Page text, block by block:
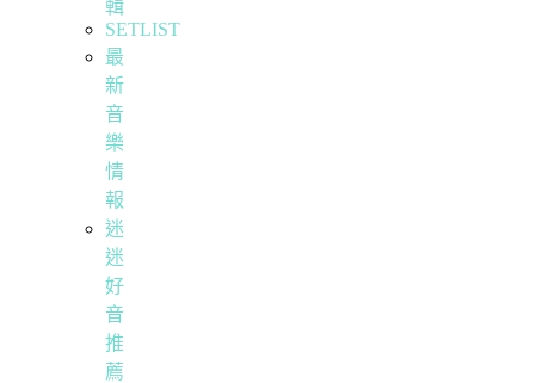
輯
SETLIST
最
新
音
樂
情
報
迷
迷
好
音
推
薦